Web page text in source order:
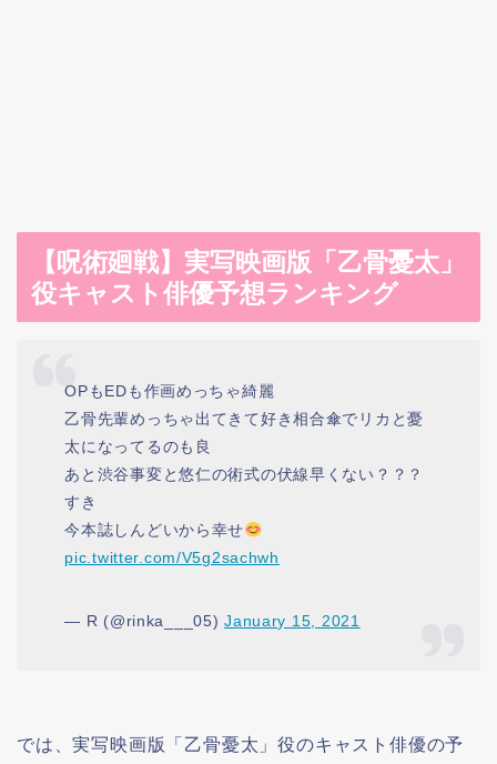
【呪術廻戦】実写映画版「乙骨憂太」
役キャスト俳優予想ランキング
OPもEDも作画めっちゃ綺麗
乙骨先輩めっちゃ出てきて好き相合傘でリカと憂
太になってるのも良
あと渋谷事変と悠仁の術式の伏線早くない？？？
すき
今本誌しんどいから幸せ
pic.twitter.com/V5g2sachwh
— R (@rinka___05)January 15, 2021
では、実写映画版「乙骨憂太」役のキャスト俳優の予